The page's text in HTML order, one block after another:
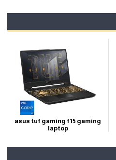
asus tuf gaming f15 gaming
laptop